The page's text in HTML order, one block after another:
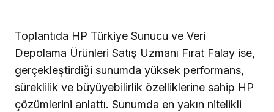
Toplantıda HP Türkiye Sunucu ve Veri
Depolama Ürünleri Satış Uzmanı Fırat Falay ise,
gerçekleştirdiği sunumda yüksek performans,
süreklilik ve büyüyebilirlik özelliklerine sahip HP
çözümlerini anlattı. Sunumda en yakın nitelikli